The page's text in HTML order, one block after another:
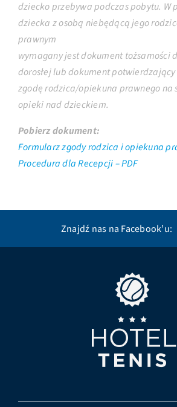
dziecko przebywa podczas pobytu. W
dziecka z osobą niebędącą jego
prawnym
wymagany jest dokument tożsamości
dorosłej lub dokument potwierdzający
zgodę rodzica/opiekuna prawnego na
opieki nad dzieckiem.
Pobierz dokument:
Formularz zgody rodzica i opiekuna
Procedura dla Recepcji – PDF
Znajdź nas na Facebook’u: